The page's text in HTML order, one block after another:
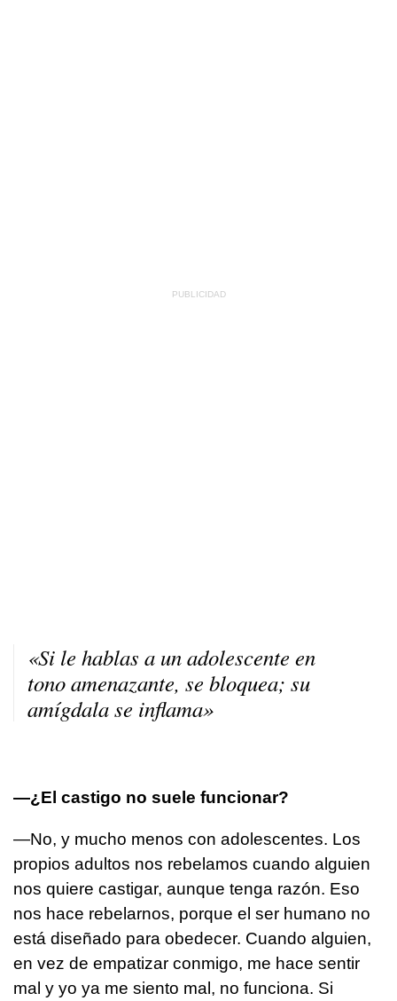
«Si le hablas a un adolescente en
tono amenazante, se bloquea; su
amígdala se inflama»
—¿El castigo no suele funcionar?
—No, y mucho menos con adolescentes. Los
propios adultos nos rebelamos cuando alguien
nos quiere castigar, aunque tenga razón. Eso
nos hace rebelarnos, porque el ser humano no
está diseñado para obedecer. Cuando alguien,
en vez de empatizar conmigo, me hace sentir
mal y yo ya me siento mal, no funciona. Si